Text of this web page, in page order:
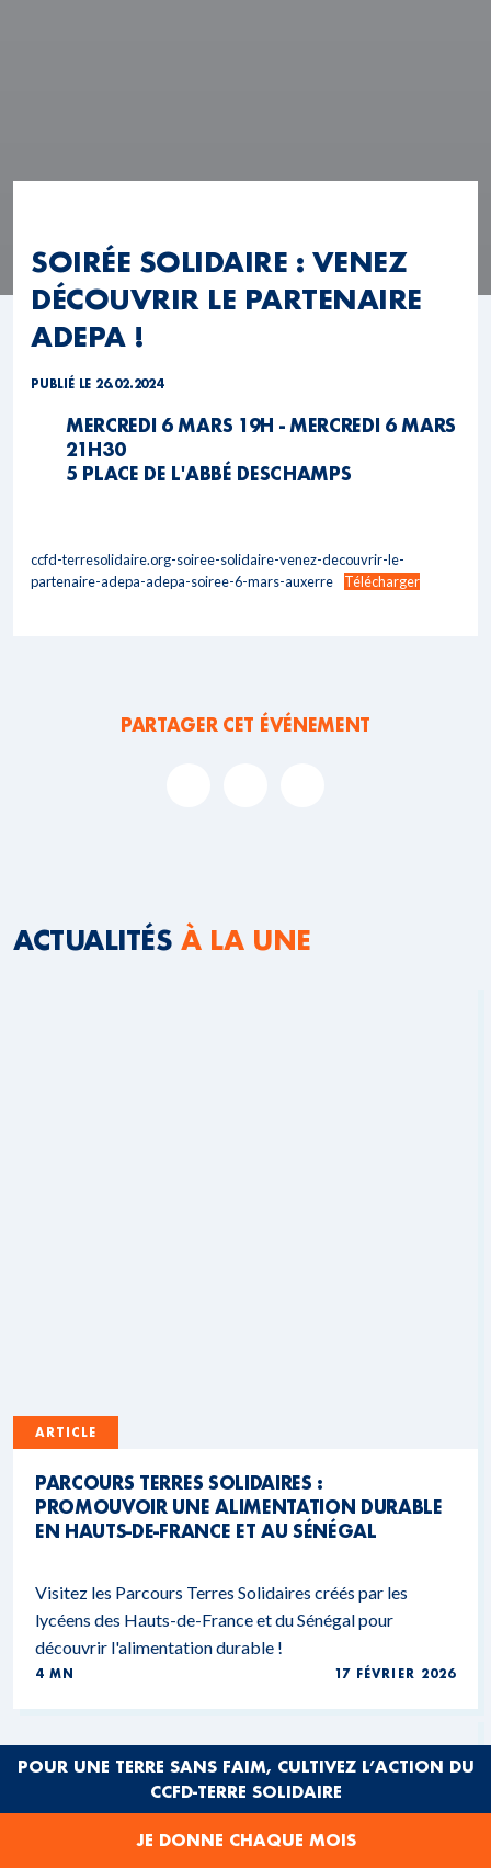
SOIRÉE SOLIDAIRE : VENEZ
DÉCOUVRIR LE PARTENAIRE
ADEPA !
PUBLIÉ LE 26.02.2024
MERCREDI 6 MARS 19H - MERCREDI 6 MARS
21H30
5 PLACE DE L'ABBÉ DESCHAMPS
ccfd-terresolidaire.org-soiree-solidaire-venez-decouvrir-le-
partenaire-adepa-adepa-soiree-6-mars-auxerre
Télécharger
PARTAGER CET ÉVÉNEMENT
ACTUALITÉS À LA UNE
ARTICLE
PARCOURS TERRES SOLIDAIRES :
PROMOUVOIR UNE ALIMENTATION DURABLE
EN HAUTS-DE-FRANCE ET AU SÉNÉGAL
Visitez les Parcours Terres Solidaires créés par les
lycéens des Hauts-de-France et du Sénégal pour
découvrir l'alimentation durable !
4 MN 17 FÉVRIER 2026
POUR UNE TERRE SANS FAIM, CULTIVEZ L’ACTION DU
CCFD-TERRE SOLIDAIRE
JE DONNE CHAQUE MOIS